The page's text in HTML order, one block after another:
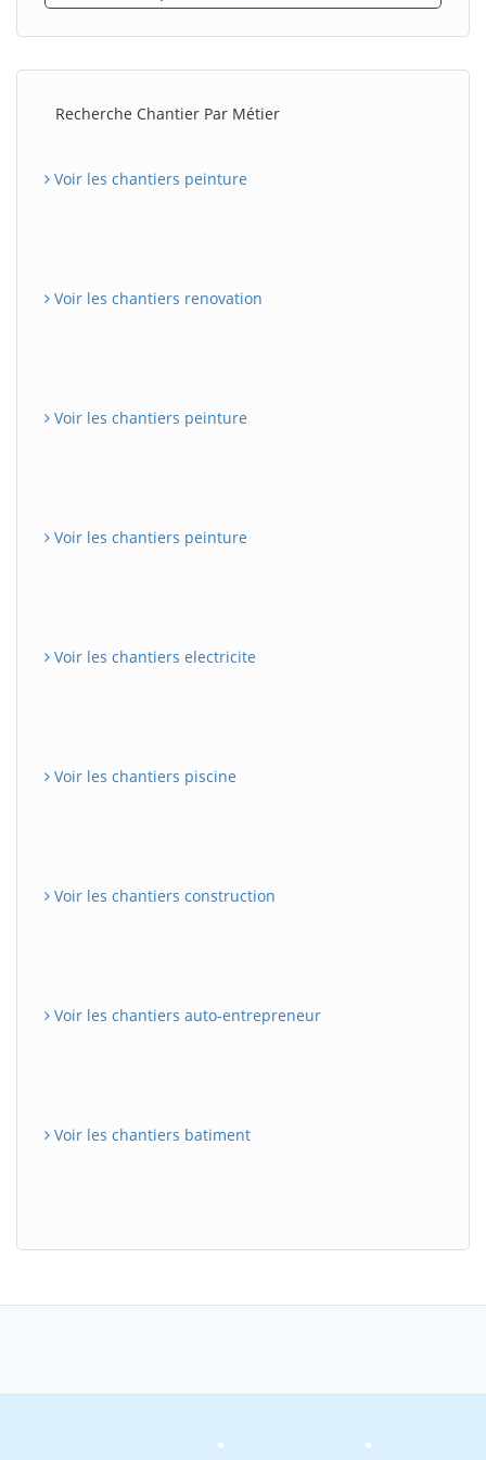
Recherche Chantier Par Métier
Voir les chantiers peinture
Voir les chantiers renovation
Voir les chantiers peinture
Voir les chantiers peinture
Voir les chantiers electricite
Voir les chantiers piscine
Voir les chantiers construction
Voir les chantiers auto-entrepreneur
Voir les chantiers batiment